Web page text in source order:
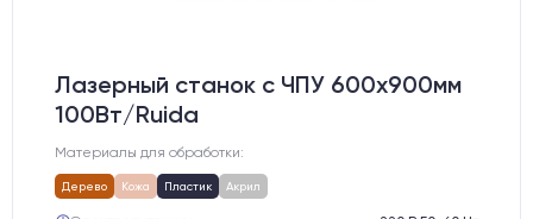
Лазерный станок c ЧПУ 600х900мм
100Вт/Ruida
Материалы для обработки:
Дерево Кожа Пластик Акрил